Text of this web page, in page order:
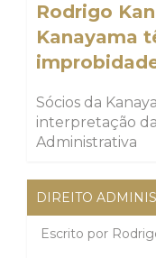
Rodrigo
Kanayama
Sócios da
interpretação
Administrativa
DIREITO
Escrito por